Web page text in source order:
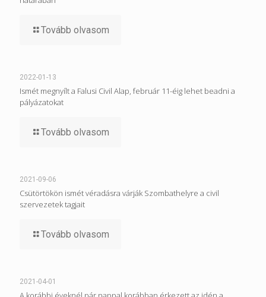
Tovább olvasom
2022-01-13
Ismét megnyílt a Falusi Civil Alap, február 11-éig lehet beadni a
pályázatokat
Tovább olvasom
2021-09-06
Csütörtökön ismét véradásra várják Szombathelyre a civil
szervezetek tagjait
Tovább olvasom
2021-04-01